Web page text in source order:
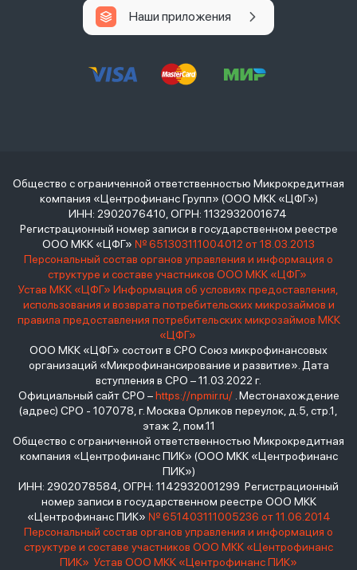
Наши приложения
Общество с ограниченной ответственностью Микрокредитная
компания «Центрофинанс Групп» (ООО МКК «ЦФГ»)
ИНН: 2902076410, ОГРН: 1132932001674
Регистрационный номер записи в государственном реестре
ООО МКК «ЦФГ» № 651303111004012 от 18.03.2013
Персональный состав органов управления и информация о
структуре и составе участников ООО МКК «ЦФГ»
Устав МКК «ЦФГ» Информация об условиях предоставления,
использования и возврата потребительских микрозаймов и
правила предоставления потребительских микрозаймов МКК
«ЦФГ»
ООО МКК «ЦФГ» состоит в СРО Союз микрофинансовых
организаций «Микрофинансирование и развитие». Дата
вступления в СРО – 11.03.2022 г.
Официальный сайт СРО –https://npmir.ru/. Местонахождение
(адрес) СРО - 107078, г. Москва Орликов переулок, д.5, стр.1,
этаж 2, пом.11
Общество с ограниченной ответственностью Микрокредитная
компания «Центрофинанс ПИК» (ООО МКК «Центрофинанс
ПИК»)
ИНН: 2902078584, ОГРН: 1142932001299 Регистрационный
номер записи в государственном реестре ООО МКК
«Центрофинанс ПИК» № 651403111005236 от 11.06.2014
Персональный состав органов управления и информация о
структуре и составе участников ООО МКК «Центрофинанс
ПИК» Устав ООО МКК «Центрофинанс ПИК»